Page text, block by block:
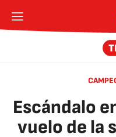
Escándalo
vuelo de la